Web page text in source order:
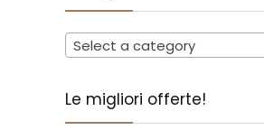
Select a category
Le migliori offerte!